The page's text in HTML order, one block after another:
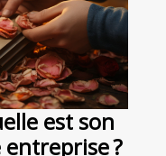
est son
?